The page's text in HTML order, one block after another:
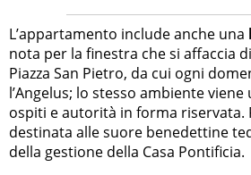
L’appartamento include anche una
nota per la finestra che si affaccia
Piazza San Pietro, da cui ogni
l’Angelus; lo stesso ambiente
ospiti e autorità in forma riservata.
destinata alle suore benedettine
della gestione della Casa Pontificia.